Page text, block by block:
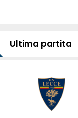
Ultima partita